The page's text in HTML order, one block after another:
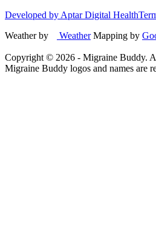
Developed by Aptar Digital Health
Weather by
WeatherMapping by
Copyright © 2026 - Migraine Buddy.
Migraine Buddy logos and names are